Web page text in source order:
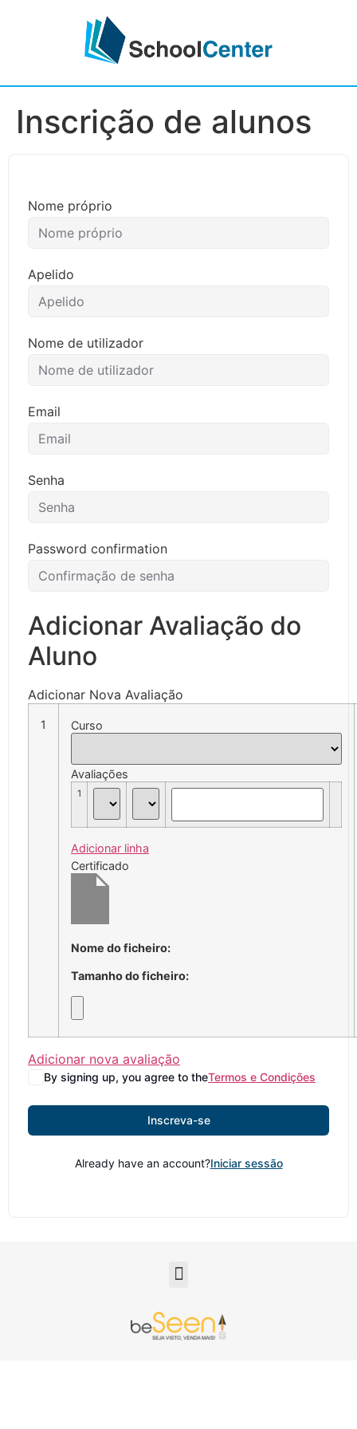
Inscrição de alunos
Nome próprio
Apelido
Nome de utilizador
Email
Senha
Password confirmation
Adicionar Avaliação do
Aluno
Adicionar Nova Avaliação
1 Curso
Avaliações
1
Adicionar linha
Certificado
Nome do ficheiro:
Tamanho do ficheiro:
Adicionar nova avaliação
By signing up, you agree to theTermos e Condições
Inscreva-se
Already have an account?Iniciar sessão